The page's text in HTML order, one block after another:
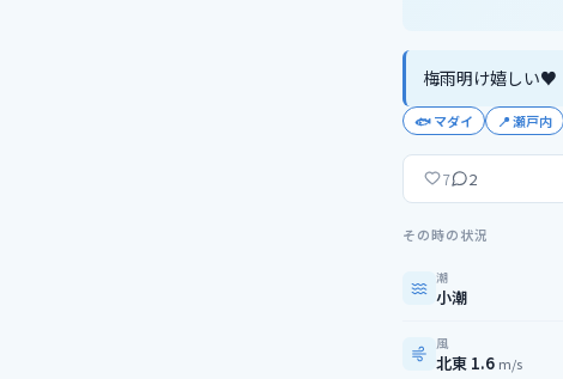
梅雨明け嬉しい♥
🐟マダイ 📍瀬戸内
7 2
その時の状況
潮
小潮
風
北東 1.6 m/s